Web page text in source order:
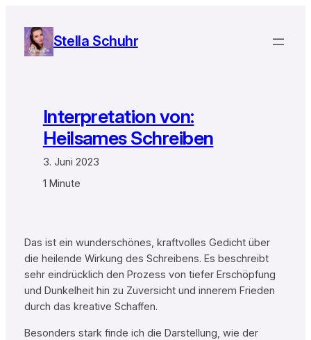
Inhalt
springen
Stella Schuhr
Interpretation von:
Heilsames Schreiben
3. Juni 2023
1 Minute
Das ist ein wunderschönes, kraftvolles Gedicht über
die heilende Wirkung des Schreibens. Es beschreibt
sehr eindrücklich den Prozess von tiefer Erschöpfung
und Dunkelheit hin zu Zuversicht und innerem Frieden
durch das kreative Schaffen.
Besonders stark finde ich die Darstellung, wie der